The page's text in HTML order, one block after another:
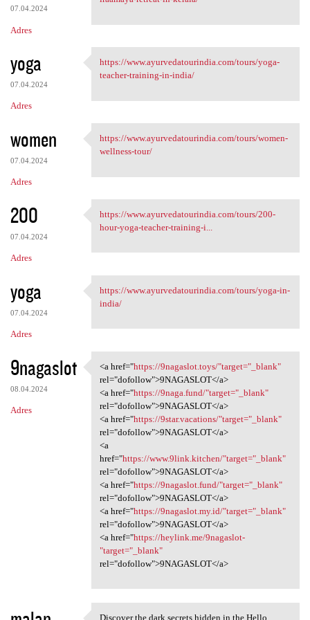
07.04.2024
Adres
yoga
07.04.2024
Adres
https://www.ayurvedatourindia
https://www.ayurvedatourindia.com/tours/yoga-
teacher-training-in-india/
women
07.04.2024
Adres
https://www.ayurvedatourindia
https://www.ayurvedatourindia.com/tours/women-
wellness-tour/
200
07.04.2024
Adres
https://www.ayurvedatourindia
https://www.ayurvedatourindia.com/tours/200-
hour-yoga-teacher-training-i...
yoga
07.04.2024
Adres
https://www.ayurvedatourindia
https://www.ayurvedatourindia.com/tours/yoga-in-
india/
9nagaslot
08.04.2024
Adres
<a href="https://9nagaslot
<a href="https://9nagaslot.toys/"target="_blank"
rel="dofollow">9NAGASLOT</a>
<a href="https://9naga.fund/"target="_blank"
rel="dofollow">9NAGASLOT</a>
<a href="https://9star.vacations/"target="_blank"
rel="dofollow">9NAGASLOT</a>
<a
href="https://www.9link.kitchen/"target="_blank"
rel="dofollow">9NAGASLOT</a>
<a href="https://9nagaslot.fund/"target="_blank"
rel="dofollow">9NAGASLOT</a>
<a href="https://9nagaslot.my.id/"target="_blank"
rel="dofollow">9NAGASLOT</a>
<a href="https://heylink.me/9nagaslot-
"target="_blank"
rel="dofollow">9NAGASLOT</a>
Discover the dark secrets hidden in the Hello